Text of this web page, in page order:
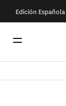
Edición Española